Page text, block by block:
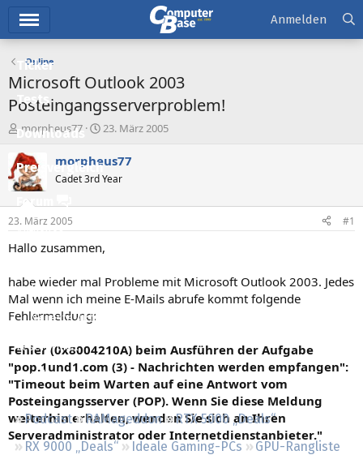
Ticker
Tests
Downloads
Preisvergleich
Forum
Aktuelles
Neue Beiträge
Neueste Aktivitäten
Leserartikel
Regeln
Podcast RAMageddon
RTX 5000 „Deals“
RX 9000 „Deals“
Ideale Gaming-PCs
GPU-Rangliste
Anmelden
Online
Microsoft Outlook 2003
Posteingangsserverproblem!
E
r
s
t
e
e
r
morpheus77
E
s
e
t
m
23. März 2005
morpheus77
Cadet 3rd Year
23. März 2005 #1
Hallo zusammen,
habe wieder mal Probleme mit Microsoft Outlook 2003. Jedes
Mal wenn ich meine E-Mails abrufe kommt folgende
Fehlermeldung:
Fehler (0x8004210A) beim Ausführen der Aufgabe
"pop.1und1.com (3) - Nachrichten werden empfangen":
"Timeout beim Warten auf eine Antwort vom
Posteingangsserver (POP). Wenn Sie diese Meldung
weiterhin erhalten, wenden Sie sich an Ihren
Serveradministrator oder Internetdienstanbieter."